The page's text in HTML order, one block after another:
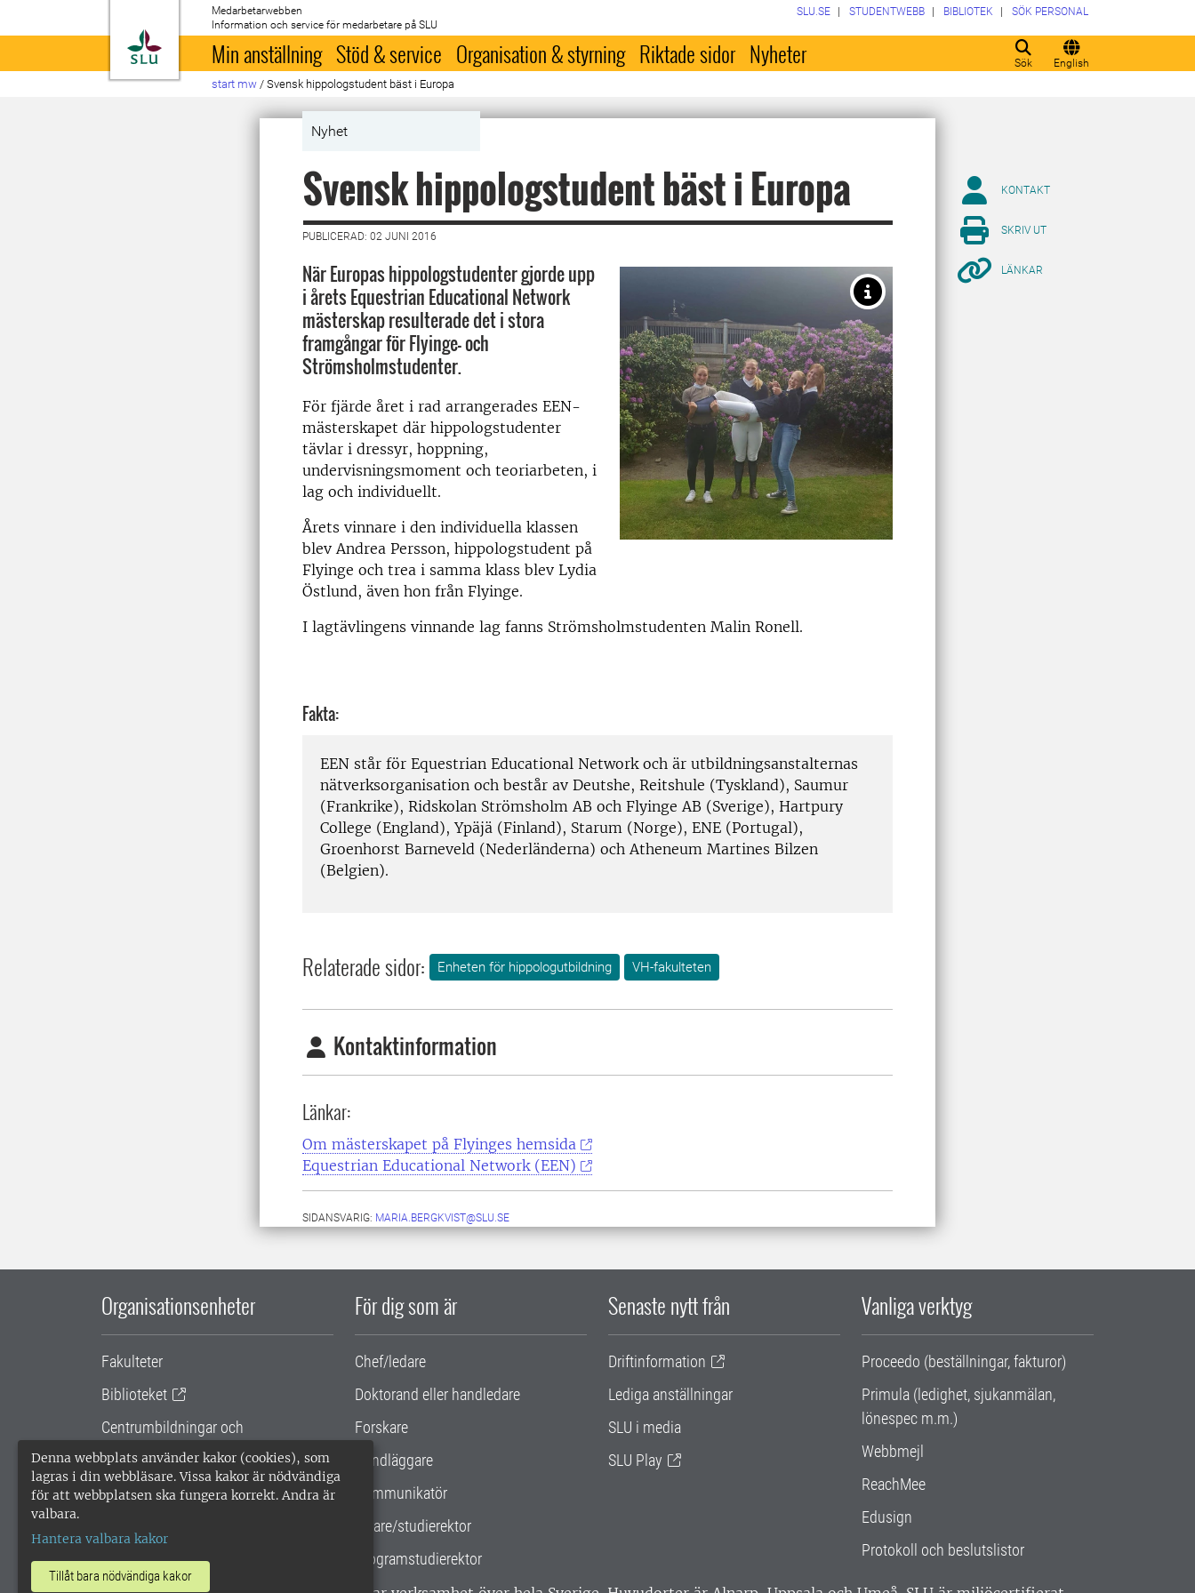
Denna webbplats använder kakor (cookies), som
lagras i din webbläsare. Vissa kakor är nödvändiga
för att webbplatsen ska fungera korrekt. Andra är
valbara.
Hantera valbara kakor
Tillåt bara nödvändiga kakor
Till startsida
Medarbetarwebben
Information och service för medarbetare på SLU
Sök English
SLU.SE STUDENTWEBB BIBLIOTEK SÖK PERSONAL
Min anställning Stöd & service Organisation & styrning Riktade sidor Nyheter
start mw / Svensk hippologstudent bäst i Europa
Nyhet
Svensk hippologstudent bäst i Europa
PUBLICERAD: 02 JUNI 2016
När Europas hippologstudenter gjorde upp
i årets Equestrian Educational Network
mästerskap resulterade det i stora
framgångar för Flyinge- och
Strömsholmstudenter.
För fjärde året i rad arrangerades EEN-
mästerskapet där hippologstudenter
tävlar i dressyr, hoppning,
undervisningsmoment och teoriarbeten, i
lag och individuellt.
Årets vinnare i den individuella klassen
blev Andrea Persson, hippologstudent på
Flyinge och trea i samma klass blev Lydia
Östlund, även hon från Flyinge.
I lagtävlingens vinnande lag fanns Strömsholmstudenten Malin Ronell.
Fakta:
EEN står för Equestrian Educational Network och är utbildningsanstalternas
nätverksorganisation och består av Deutshe, Reitshule (Tyskland), Saumur
(Frankrike), Ridskolan Strömsholm AB och Flyinge AB (Sverige), Hartpury
College (England), Ypäjä (Finland), Starum (Norge), ENE (Portugal),
Groenhorst Barneveld (Nederländerna) och Atheneum Martines Bilzen
(Belgien).
Relaterade sidor: Enheten för hippologutbildning VH-fakulteten
Kontaktinformation
Länkar:
Om mästerskapet på Flyinges hemsida
Equestrian Educational Network (EEN)
SIDANSVARIG: MARIA.BERGKVIST@SLU.SE
KONTAKT
SKRIV UT
LÄNKAR
Organisationsenheter
Fakulteter
Biblioteket
Centrumbildningar och
samarbetsprojekt
Gemensamma verksamhetsstödet
För dig som är
Chef/ledare
Doktorand eller handledare
Forskare
Handläggare
Kommunikatör
Lärare/studierektor
Programstudierektor
Senaste nytt från
Driftinformation
Lediga anställningar
SLU i media
SLU Play
Vanliga verktyg
Proceedo (beställningar, fakturor)
Primula (ledighet, sjukanmälan,
lönespec m.m.)
Webbmejl
ReachMee
Edusign
Protokoll och beslutslistor